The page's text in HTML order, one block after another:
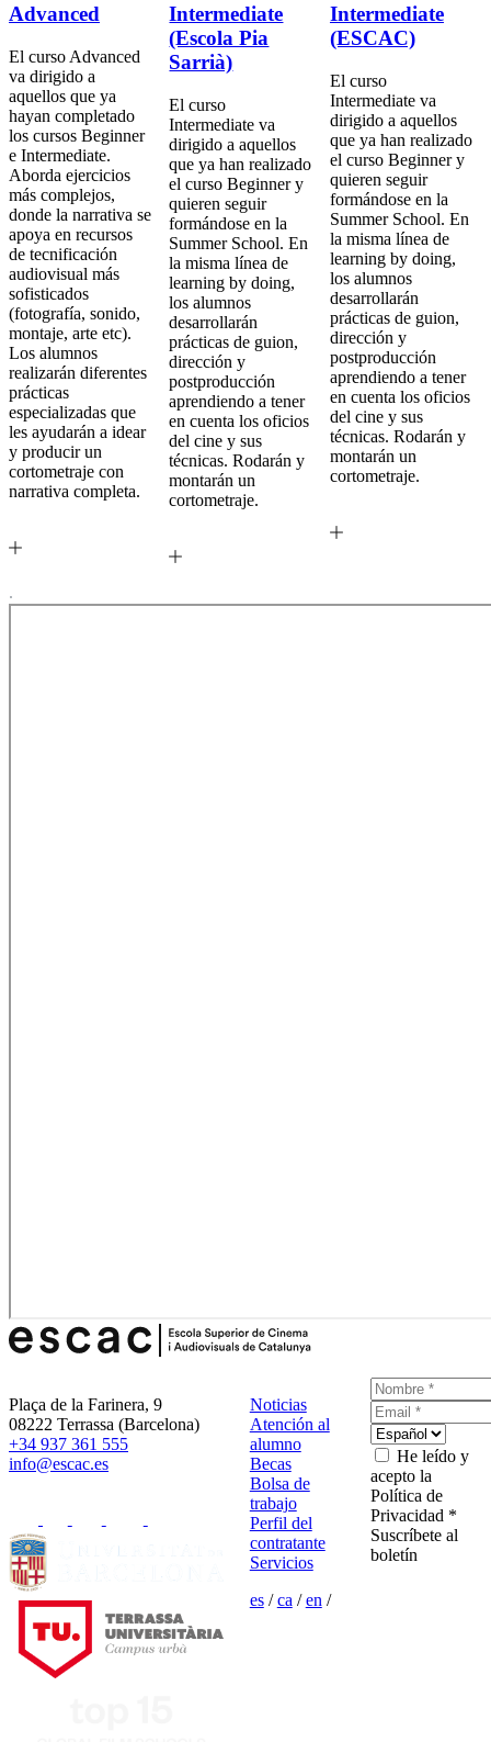
Advanced
El curso Advanced
va dirigido a
aquellos que ya
hayan completado
los cursos Beginner
e Intermediate.
Aborda ejercicios
más complejos,
donde la narrativa se
apoya en recursos
de tecnificación
audiovisual más
sofisticados
(fotografía, sonido,
montaje, arte etc).
Los alumnos
realizarán diferentes
prácticas
especializadas que
les ayudarán a idear
y producir un
cortometraje con
narrativa completa.
Intermediate
(Escola Pia
Sarrià)
El curso
Intermediate va
dirigido a aquellos
que ya han realizado
el curso Beginner y
quieren seguir
formándose en la
Summer School. En
la misma línea de
learning by doing,
los alumnos
desarrollarán
prácticas de guion,
dirección y
postproducción
aprendiendo a tener
en cuenta los oficios
del cine y sus
técnicas. Rodarán y
montarán un
cortometraje.
Intermediate
(ESCAC)
El curso
Intermediate va
dirigido a aquellos
que ya han realizado
el curso Beginner y
quieren seguir
formándose en la
Summer School. En
la misma línea de
learning by doing,
los alumnos
desarrollarán
prácticas de guion,
dirección y
postproducción
aprendiendo a tener
en cuenta los oficios
del cine y sus
técnicas. Rodarán y
montarán un
cortometraje.
Plaça de la Farinera, 9
08222 Terrassa (Barcelona)
+34 937 361 555
info@escac.es
Noticias
Atención al
alumno
Becas
Bolsa de
trabajo
Perfil del
contratante
Servicios
es/ca /en /
He leído y
acepto la
Política de
Privacidad *
Suscríbete al
boletín